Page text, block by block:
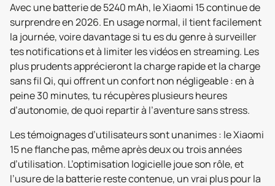
Avec une batterie de 5240 mAh, le Xiaomi 15 continue de
surprendre en 2026. En usage normal, il tient facilement
la journée, voire davantage si tu es du genre à surveiller
tes notifications et à limiter les vidéos en streaming. Les
plus prudents apprécieront la charge rapide et la charge
sans fil Qi, qui offrent un confort non négligeable : en à
peine 30 minutes, tu récupères plusieurs heures
d’autonomie, de quoi repartir à l’aventure sans stress.
Les témoignages d’utilisateurs sont unanimes : le Xiaomi
15 ne flanche pas, même après deux ou trois années
d’utilisation. L’optimisation logicielle joue son rôle, et
l’usure de la batterie reste contenue, un vrai plus pour la